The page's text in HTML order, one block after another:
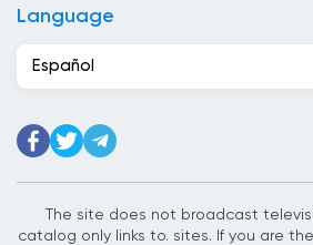
Egipto
Eslovaquia
Eslovenia
Estados Unidos
Language
Español
The site does not broadcast
catalog only links to. sites. If you are